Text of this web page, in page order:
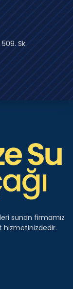
Sk.
sunan firmamız
hizmetinizdedir.